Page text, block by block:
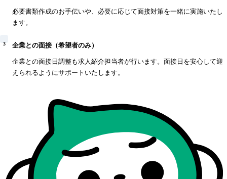
必要書類作成のお手伝いや、必要に応じて面接対策を一緒に実施いたし
ます。
3 企業との面接（希望者のみ）
企業との面接日調整も求人紹介担当者が行います。面接日を安心して迎
えられるようにサポートいたします。